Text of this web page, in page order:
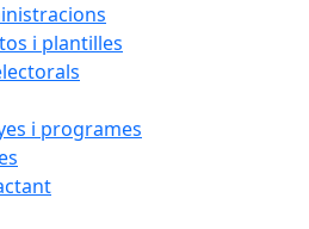
i plantilles
i programes